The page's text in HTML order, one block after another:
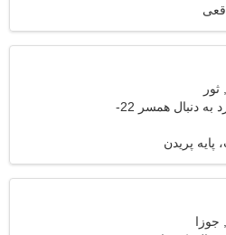
مرد مجرد به دنبال همسر 22-
پایه پریدن